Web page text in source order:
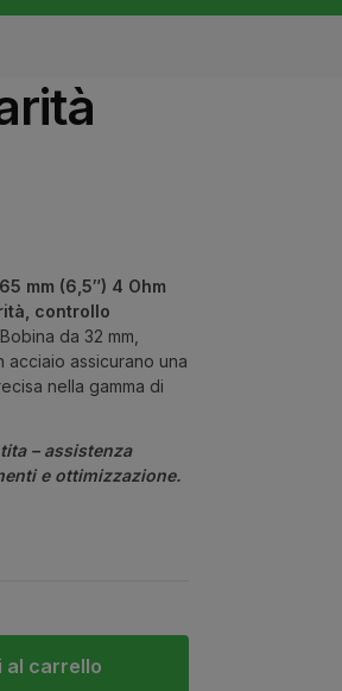
mm (6,5″) 4 Ohm
controllo
da 32 mm,
acciaio assicurano una
nella gamma di
– assistenza
e ottimizzazione.
al carrello